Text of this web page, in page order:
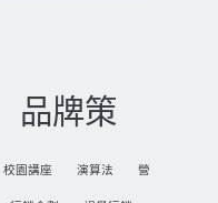
品牌策
校園講座 演算法 營